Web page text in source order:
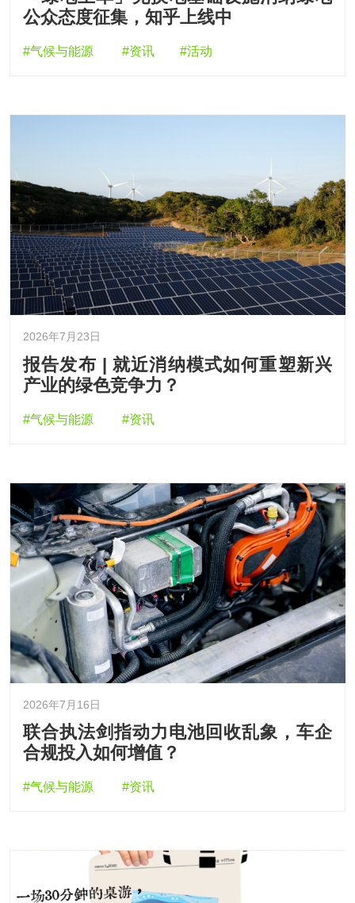
公众态度征集，知乎上线中
#气候与能源 #资讯 #活动
2026年7月23日
报告发布 | 就近消纳模式如何重塑新兴
产业的绿色竞争力？
#气候与能源 #资讯
2026年7月16日
联合执法剑指动力电池回收乱象，车企
合规投入如何增值？
#气候与能源 #资讯